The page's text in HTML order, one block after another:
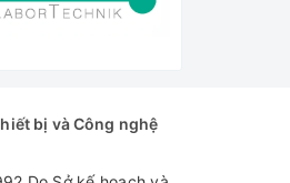
bị và Công nghệ